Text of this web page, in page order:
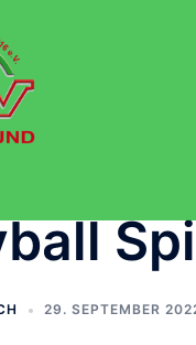
29. SEPTEMBER